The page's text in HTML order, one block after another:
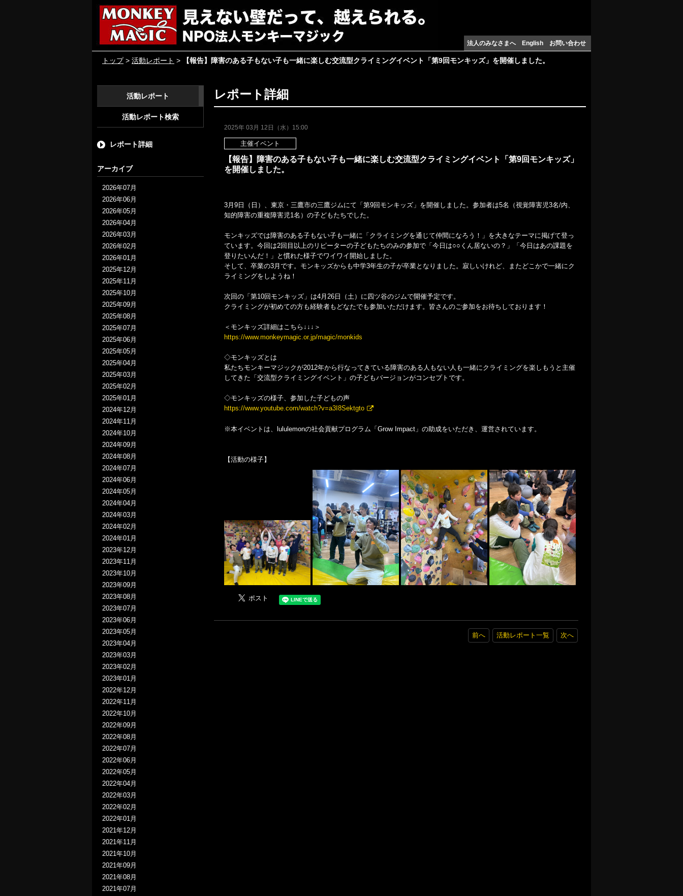
法人のみなさまへ English お問い合わせ
トップ> 活動レポート > 【報告】障害のある子もない子も一緒に楽しむ交流型クライミングイベント「第9回モンキッズ」を開催しました。
活動レポート
活動レポート検索
レポート詳細
アーカイブ
2026年07月
2026年06月
2026年05月
2026年04月
2026年03月
2026年02月
2026年01月
2025年12月
2025年11月
2025年10月
2025年09月
2025年08月
2025年07月
2025年06月
2025年05月
2025年04月
2025年03月
2025年02月
2025年01月
2024年12月
2024年11月
2024年10月
2024年09月
2024年08月
2024年07月
2024年06月
2024年05月
2024年04月
2024年03月
2024年02月
2024年01月
2023年12月
2023年11月
2023年10月
2023年09月
2023年08月
2023年07月
2023年06月
2023年05月
2023年04月
2023年03月
2023年02月
2023年01月
2022年12月
2022年11月
2022年10月
2022年09月
2022年08月
2022年07月
2022年06月
2022年05月
2022年04月
2022年03月
2022年02月
2022年01月
2021年12月
2021年11月
2021年10月
2021年09月
2021年08月
2021年07月
レポート詳細
2025年 03月 12日（水）15:00
主催イベント
【報告】障害のある子もない子も一緒に楽しむ交流型クライミングイベント「第9回モンキッズ」
を開催しました。
3月9日（日）、東京・三鷹市の三鷹ジムにて「第9回モンキッズ」を開催しました。参加者は5名（視覚障害児3名/内、
知的障害の重複障害児1名）の子どもたちでした。
モンキッズでは障害のある子もない子も一緒に「クライミングを通じて仲間になろう！」を大きなテーマに掲げて登っ
ています。今回は2回目以上のリピーターの子どもたちのみの参加で「今日は○○くん居ないの？」「今日はあの課題を
登りたいんだ！」と慣れた様子でワイワイ開始しました。
そして、卒業の3月です。モンキッズからも中学3年生の子が卒業となりました。寂しいけれど、またどこかで一緒にク
ライミングをしようね！
次回の「第10回モンキッズ」は4月26日（土）に四ツ谷のジムで開催予定です。
クライミングが初めての方も経験者もどなたでも参加いただけます。皆さんのご参加をお待ちしております！
＜モンキッズ詳細はこちら↓↓↓＞
https://www.monkeymagic.or.jp/magic/monkids
◇モンキッズとは
私たちモンキーマジックが2012年から行なってきている障害のある人もない人も一緒にクライミングを楽しもうと主催
してきた「交流型クライミングイベント」の子どもバージョンがコンセプトです。
◇モンキッズの様子、参加した子どもの声
https://www.youtube.com/watch?v=a3I8Sektgto
※本イベントは、lululemonの社会貢献プログラム「Grow Impact」の助成をいただき、運営されています。
【活動の様子】
前へ 活動レポート一覧 次へ